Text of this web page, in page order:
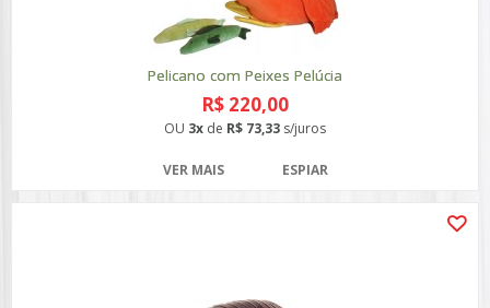
Pelicano com Peixes Pelúcia
R$ 220,00
OU 3x de R$ 73,33 s/juros
VER MAIS ESPIAR